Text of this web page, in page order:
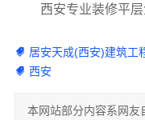
西安专业装修平
居安天成(西安)建筑工
西安
本网站部分内容系网友